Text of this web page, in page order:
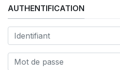
AUTHENTIFICATION